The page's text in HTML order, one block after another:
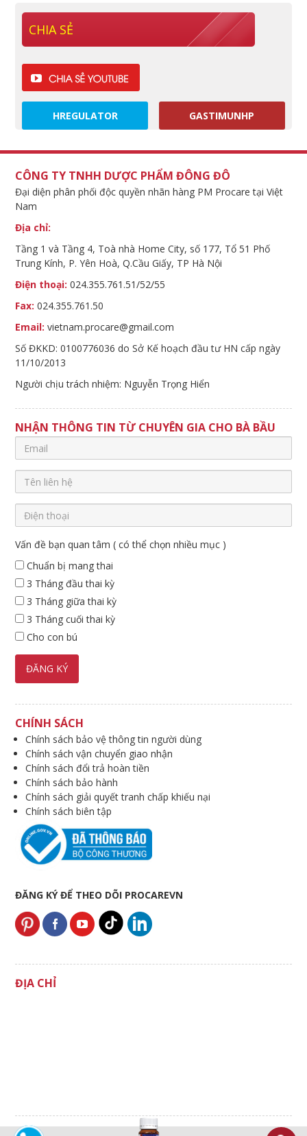
CHIA SẺ
HREGULATOR GASTIMUNHP
CÔNG TY TNHH DƯỢC PHẨM ĐÔNG ĐÔ
Đại diện phân phối độc quyền nhãn hàng PM Procare tại Việt
Nam
Địa chỉ:
Tầng 1 và Tầng 4, Toà nhà Home City, số 177, Tổ 51 Phố
Trung Kính, P. Yên Hoà, Q.Cầu Giấy, TP Hà Nội
Điện thoại: 024.355.761.51/52/55
Fax: 024.355.761.50
Email: vietnam.procare@gmail.com
Số ĐKKD: 0100776036 do Sở Kế hoạch đầu tư HN cấp ngày
11/10/2013
Người chịu trách nhiệm: Nguyễn Trọng Hiển
NHẬN THÔNG TIN TỪ CHUYÊN GIA CHO BÀ BẦU
Vấn đề bạn quan tâm ( có thể chọn nhiều mục )
Chuẩn bị mang thai
3 Tháng đầu thai kỳ
3 Tháng giữa thai kỳ
3 Tháng cuối thai kỳ
Cho con bú
CHÍNH SÁCH
Chính sách bảo vệ thông tin người dùng
Chính sách vận chuyển giao nhận
Chính sách đổi trả hoàn tiền
Chính sách bảo hành
Chính sách giải quyết tranh chấp khiếu nại
Chính sách biên tập
ĐĂNG KÝ ĐỂ THEO DÕI PROCAREVN
ĐỊA CHỈ